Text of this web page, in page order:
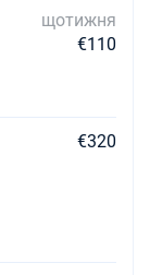
щотижня
€110
€320